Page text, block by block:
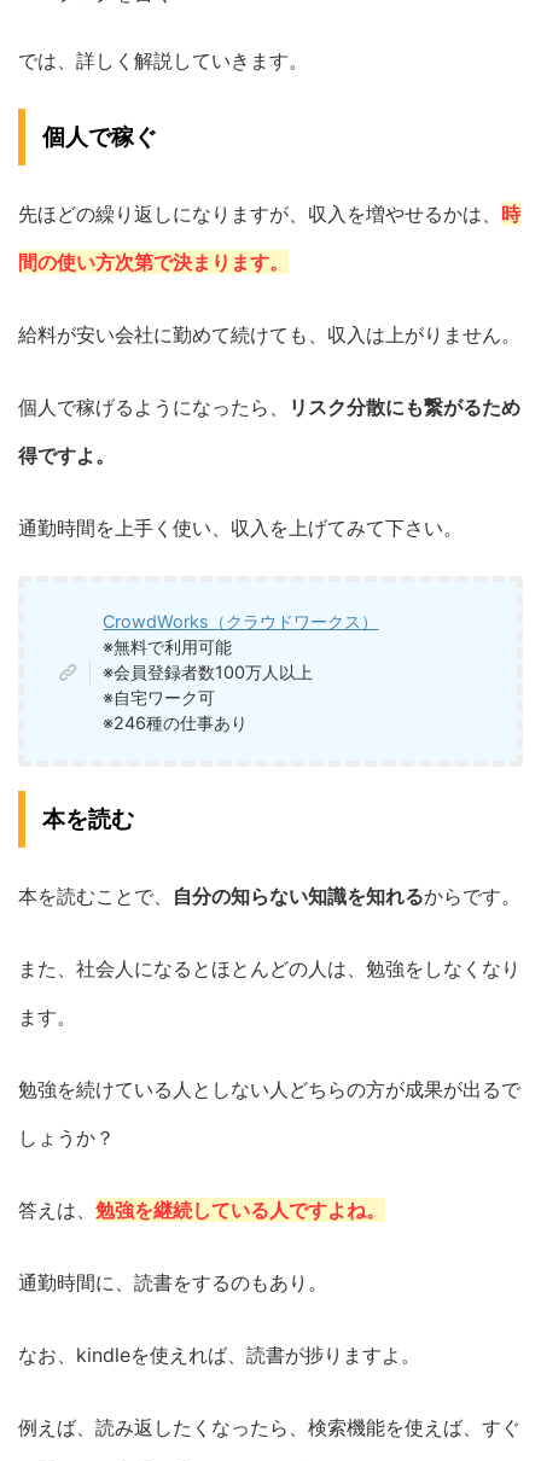
では、詳しく解説していきます。
個人で稼ぐ
先ほどの繰り返しになりますが、収入を増やせるかは、 時
間の使い方次第で決まります。
給料が安い会社に勤めて続けても、収入は上がりません。
個人で稼げるようになったら、
リスク分散にも繋がるため
得ですよ。
通勤時間を上手く使い、収入を上げてみて下さい。
CrowdWorks（クラウドワークス）
※無料で利用可能
※会員登録者数100万人以上
※自宅ワーク可
※246種の仕事あり
本を読む
本を読むことで、 自分の知らない知識を知れるからです。
また、社会人になるとほとんどの人は、勉強をしなくなり
ます。
勉強を続けている人としない人どちらの方が成果が出るで
しょうか？
答えは、 勉強を継続している人ですよね。
通勤時間に、読書をするのもあり。
なお、kindleを使えれば、読書が捗りますよ。
例えば、読み返したくなったら、検索機能を使えば、すぐ